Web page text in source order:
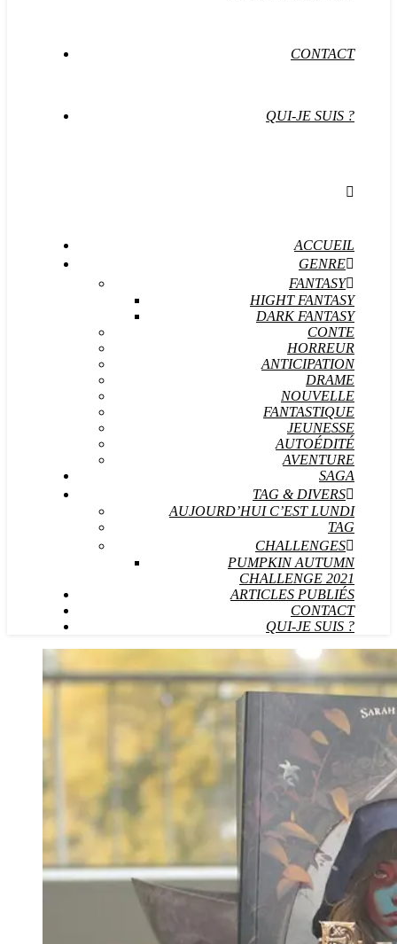
CONTACT
QUI-JE SUIS ?
ACCUEIL
GENRE
FANTASY
HIGHT FANTASY
DARK FANTASY
CONTE
HORREUR
ANTICIPATION
DRAME
NOUVELLE
FANTASTIQUE
JEUNESSE
AUTOÉDITÉ
AVENTURE
SAGA
TAG & DIVERS
AUJOURD’HUI C’EST LUNDI
TAG
CHALLENGES
PUMPKIN AUTUMN
CHALLENGE 2021
ARTICLES PUBLIÉS
CONTACT
QUI-JE SUIS ?